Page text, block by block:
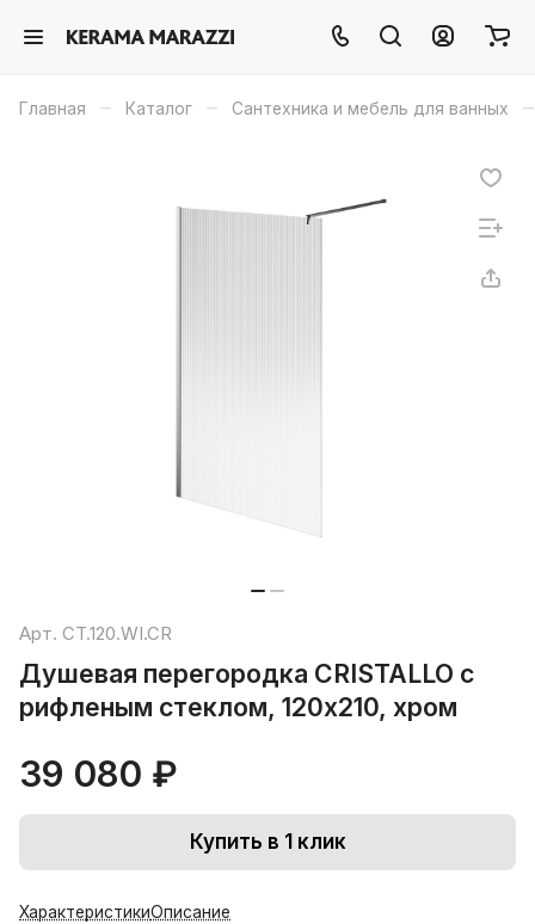
Главная – Каталог – Сантехника и мебель для ванных –
Арт. CT.120.WI.CR
Душевая перегородка CRISTALLO с
рифленым стеклом, 120х210, хром
39 080 ₽
Купить в 1 клик
ХарактеристикиОписание